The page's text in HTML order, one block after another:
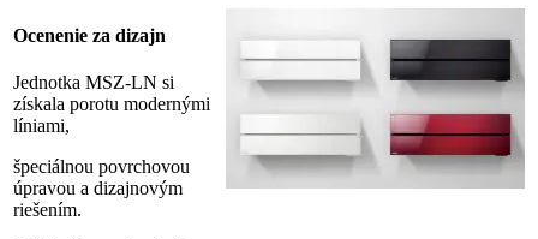
MUZ-
Ocenenie za dizajn
Jednotka MSZ-LN si
získala porotu modernými
líniami,
špeciálnou povrchovou
úpravou a dizajnovým
riešením.